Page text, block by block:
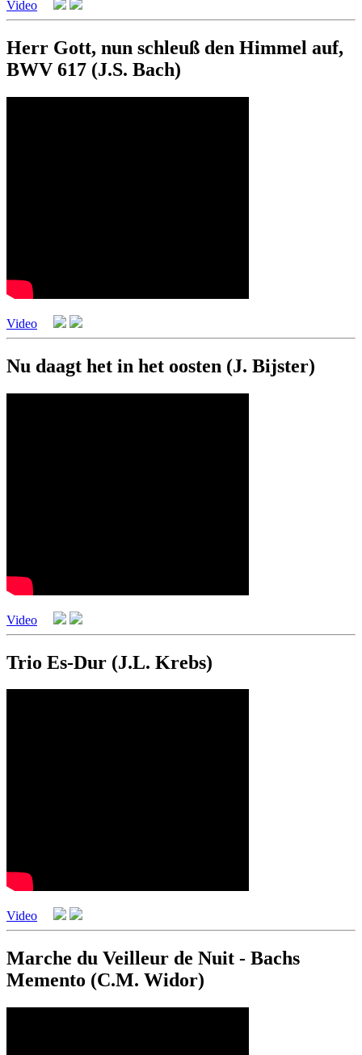
Video
Herr Gott, nun schleuß den Himmel auf,
BWV 617 (J.S. Bach)
Video
Nu daagt het in het oosten (J. Bijster)
Video
Trio Es-Dur (J.L. Krebs)
Video
Marche du Veilleur de Nuit - Bachs
Memento (C.M. Widor)